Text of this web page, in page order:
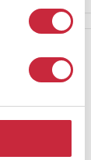
podać